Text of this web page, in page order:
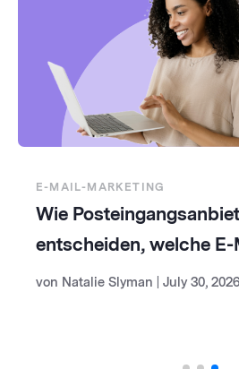
E-MAIL-MARKETING
Wie
entscheiden, welche E-
(und wie Sie damit
von Natalie Slyman July 30, 2026